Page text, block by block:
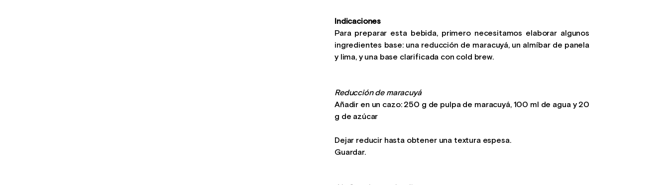
Indicaciones
Para preparar esta bebida, primero necesitamos elaborar algunos
ingredientes base: una reducción de maracuyá, un almíbar de panela
y lima, y una base clarificada con cold brew.
Reducción de maracuyá
Añadir en un cazo: 250 g de pulpa de maracuyá, 100 ml de agua y 20
g de azúcar
Dejar reducir hasta obtener una textura espesa.
Guardar.